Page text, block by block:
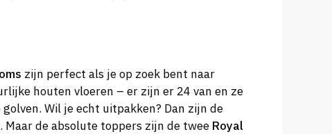
zijn perfect als je op zoek bent naar
houten vloeren – er zijn er 24 van en ze
Wil je echt uitpakken? Dan zijn de
de absolute toppers zijn de twee Royal